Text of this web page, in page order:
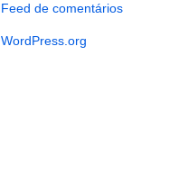
Feed de comentários
WordPress.org